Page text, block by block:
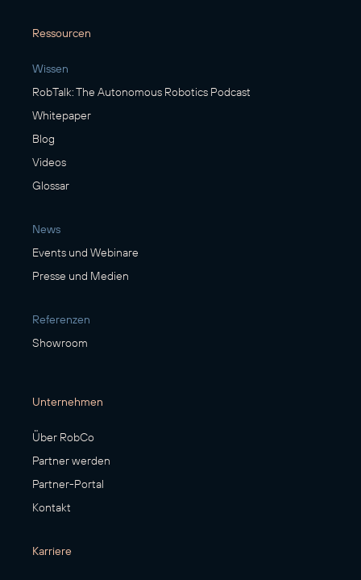
Ressourcen
Wissen
RobTalk: The Autonomous Robotics Podcast
Whitepaper
Blog
Videos
Glossar
News
Events und Webinare
Presse und Medien
Referenzen
Showroom
Unternehmen
Über RobCo
Partner werden
Partner-Portal
Kontakt
Karriere